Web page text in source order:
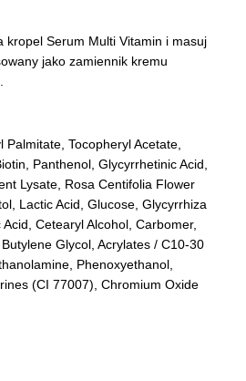
kropel Serum Multi Vitamin i masuj
jako zamiennik kremu
Tocopheryl Acetate,
Panthenol, Glycyrrhetinic Acid,
Lysate, Rosa Centifolia Flower
Lactic Acid, Glucose, Glycyrrhiza
Cetearyl Alcohol, Carbomer,
Glycol, Acrylates / C10-30
Phenoxyethanol,
(CI 77007), Chromium Oxide